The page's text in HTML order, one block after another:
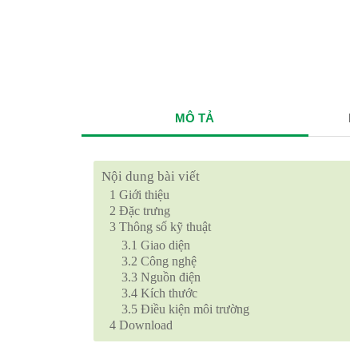
MÔ TẢ
Nội dung bài viết
1 Giới thiệu
2 Đặc trưng
3 Thông số kỹ thuật
3.1 Giao diện
3.2 Công nghệ
3.3 Nguồn điện
3.4 Kích thước
3.5 Điều kiện môi trường
4 Download